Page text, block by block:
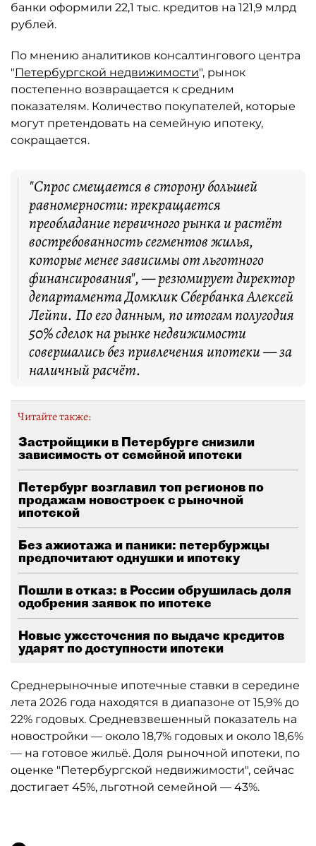
банки оформили 22,1 тыс. кредитов на 121,9 млрд
рублей.
По мнению аналитиков консалтингового центра
"Петербургской недвижимости", рынок
постепенно возвращается к средним
показателям. Количество покупателей, которые
могут претендовать на семейную ипотеку,
сокращается.
"Спрос смещается в сторону большей
равномерности: прекращается
преобладание первичного рынка и растёт
востребованность сегментов жилья,
которые менее зависимы от льготного
финансирования", — резюмирует директор
департамента Домклик Сбербанка Алексей
Лейпи. По его данным, по итогам полугодия
50% сделок на рынке недвижимости
совершались без привлечения ипотеки — за
наличный расчёт.
Читайте также:
Застройщики в Петербурге снизили
зависимость от семейной ипотеки
Петербург возглавил топ регионов по
продажам новостроек с рыночной
ипотекой
Без ажиотажа и паники: петербуржцы
предпочитают однушки и ипотеку
Пошли в отказ: в России обрушилась доля
одобрения заявок по ипотеке
Новые ужесточения по выдаче кредитов
ударят по доступности ипотеки
Среднерыночные ипотечные ставки в середине
лета 2026 года находятся в диапазоне от 15,9% до
22% годовых. Средневзвешенный показатель на
новостройки — около 18,7% годовых и около 18,6%
— на готовое жильё. Доля рыночной ипотеки, по
оценке "Петербургской недвижимости", сейчас
достигает 45%, льготной семейной — 43%.